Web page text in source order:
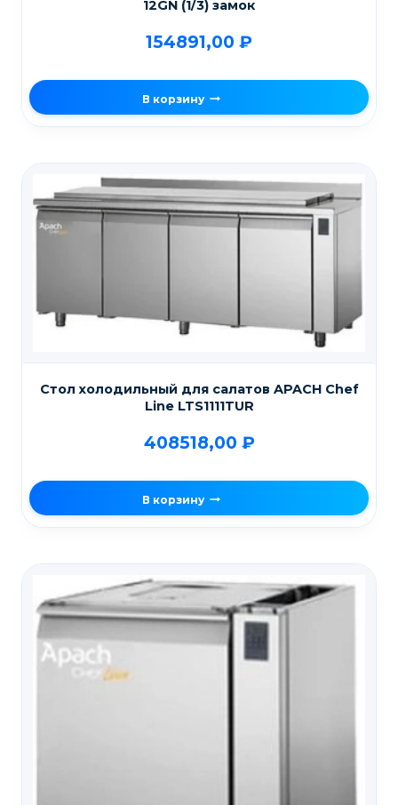
12GN (1/3) замок
154891,00 ₽
В корзину
Стол холодильный для салатов APACH Chef
Line LTS1111TUR
408518,00 ₽
В корзину